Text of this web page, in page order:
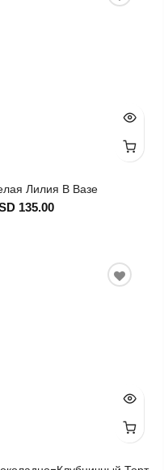
Лилия В Вазе
135.00